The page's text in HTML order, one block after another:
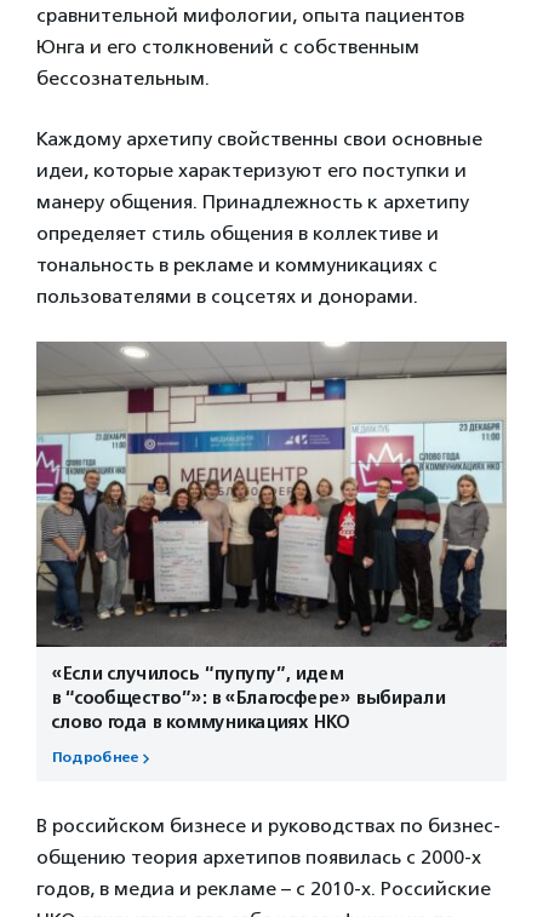
сравнительной мифологии, опыта пациентов
Юнга и его столкновений с собственным
бессознательным.
Каждому архетипу свойственны свои основные
идеи, которые характеризуют его поступки и
манеру общения. Принадлежность к архетипу
определяет стиль общения в коллективе и
тональность в рекламе и коммуникациях с
пользователями в соцсетях и донорами.
«Если случилось “пупупу”, идем
в “сообщество”»: в «Благосфере» выбирали
слово года в коммуникациях НКО
Подробнее
В российском бизнесе и руководствах по бизнес-
общению теория архетипов появилась с 2000-х
годов, в медиа и рекламе – с 2010-х. Российские